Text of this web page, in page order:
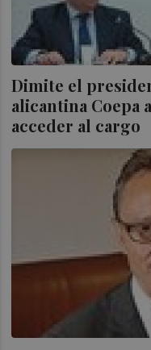
Dimite el
alicantina Coepa
acceder al cargo